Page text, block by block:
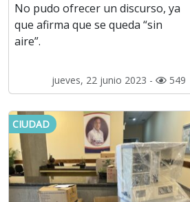
No pudo ofrecer un discurso, ya
que afirma que se queda “sin
aire”.
jueves, 22 junio 2023 - 549
CIUDAD